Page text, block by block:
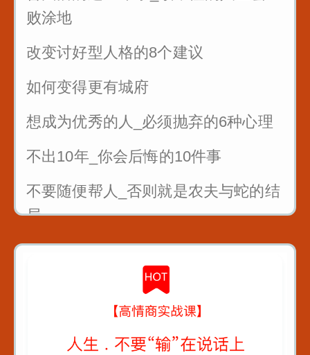
败涂地
改变讨好型人格的8个建议
如何变得更有城府
想成为优秀的人_必须抛弃的6种心理
不出10年_你会后悔的10件事
不要随便帮人_否则就是农夫与蛇的结
局
曾国藩4条识人术_教你看人不走眼
对待不同人处世十法则
教你6招_没人能算计你